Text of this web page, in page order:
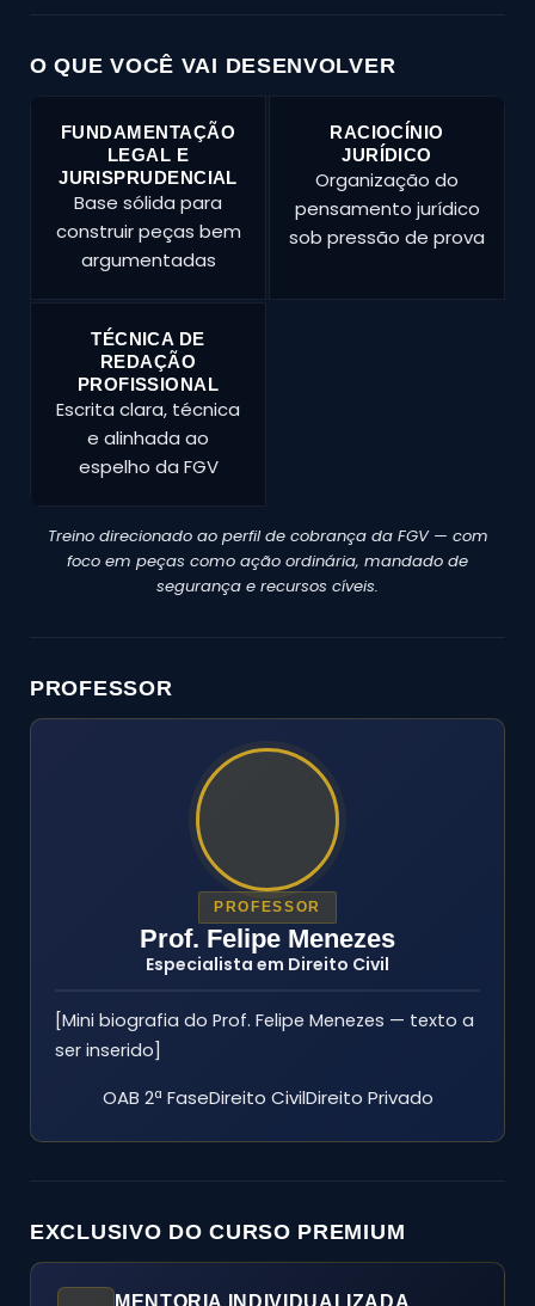
O QUE VOCÊ VAI DESENVOLVER
FUNDAMENTAÇÃO
LEGAL E
JURISPRUDENCIAL
Base sólida para
construir peças bem
argumentadas
RACIOCÍNIO
JURÍDICO
Organização do
pensamento jurídico
sob pressão de prova
TÉCNICA DE
REDAÇÃO
PROFISSIONAL
Escrita clara, técnica
e alinhada ao
espelho da FGV
Treino direcionado ao perfil de cobrança da FGV — com
foco em peças como ação ordinária, mandado de
segurança e recursos cíveis.
PROFESSOR
PROFESSOR
Prof. Felipe Menezes
Especialista em Direito Civil
[Mini biografia do Prof. Felipe Menezes — texto a
ser inserido]
OAB 2ª FaseDireito CivilDireito Privado
EXCLUSIVO DO CURSO PREMIUM
MENTORIA INDIVIDUALIZADA